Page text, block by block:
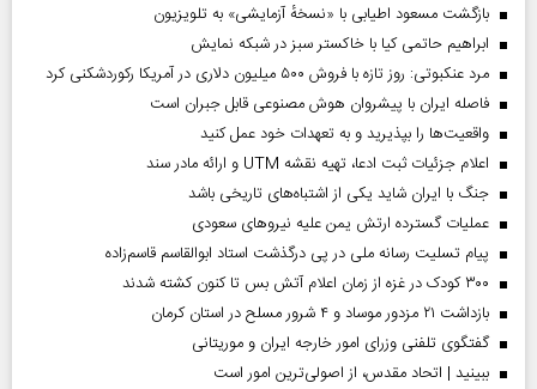
بازگشت مسعود اطیابی با «نسخهٔ آزمایشی» به تلویزیون
ابراهیم حاتمی کیا با خاکستر سبز در شبکه نمایش
مرد عنکبوتی: روز تازه با فروش ۵۰۰ میلیون دلاری در آمریکا رکوردشکنی کرد
فاصله ایران با پیشرو‌ان هوش مصنوعی قابل جبران است
واقعیت‌ها را بپذیرید و به تعهدات خود عمل کنید
اعلام جزئیات ثبت ادعا، تهیه نقشه UTM و ارائه مادر سند
جنگ با ایران شاید یکی از اشتباه‌های تاریخی باشد
عملیات گسترده ارتش یمن علیه نیروهای سعودی
پیام تسلیت رسانه ملی در پی درگذشت استاد ابوالقاسم قاسم‌زاده
۳۰۰ کودک در غزه از زمان اعلام آتش بس تا کنون کشته شدند
بازداشت ۲۱ مزدور موساد و ۴ شرور مسلح در استان کرمان
گفتگوی تلفنی وزرای امور خارجه ایران و موریتانی
ببینید | اتحاد مقدس، از اصولی‌ترین امور است